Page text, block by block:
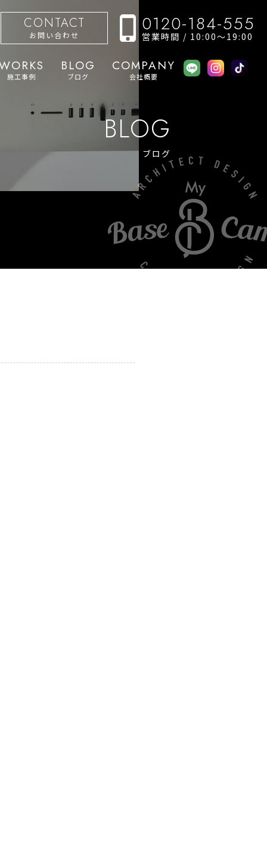
CONTACT
お問い合わせ 0120-184-555
営業時間 / 10:00〜19:00
施工事例
BLOG
ブログ
COMPANY
会社概要
BLOG
ブログ